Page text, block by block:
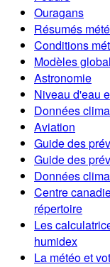
Ouragans
Résumés
Conditions
Modèles
Astronomie
Niveau d'eau
Données
Aviation
Guide des
Guide des
Données
Centre
répertoire
Les
humidex
La météo et